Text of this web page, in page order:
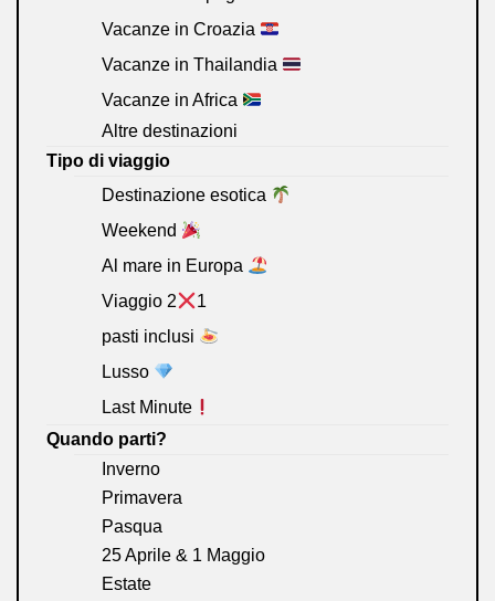
Vacanze in Croazia
Vacanze in Thailandia
Vacanze in Africa
Altre destinazioni
Tipo di viaggio
Destinazione esotica
Weekend
Al mare in Europa
Viaggio 2
1
pasti inclusi
Lusso
Last Minute
Quando parti?
Inverno
Primavera
Pasqua
25 Aprile & 1 Maggio
Estate